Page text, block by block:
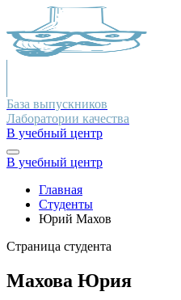
База выпускников
Лаборатории качества
В учебный центр
В учебный центр
Главная
Студенты
Юрий Махов
Страница студента
Махова Юрия